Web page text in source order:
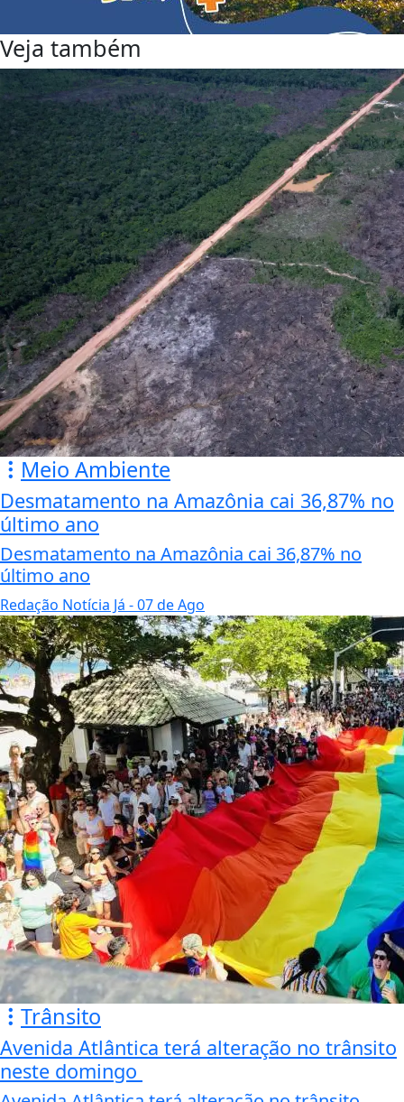
Veja também
Meio Ambiente
Desmatamento na Amazônia cai 36,87% no
último ano
Desmatamento na Amazônia cai 36,87% no
último ano
Redação Notícia Já - 07 de Ago
Trânsito
Avenida Atlântica terá alteração no trânsito
neste domingo